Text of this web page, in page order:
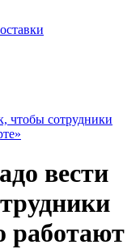
чтобы сотрудники
вести
работают